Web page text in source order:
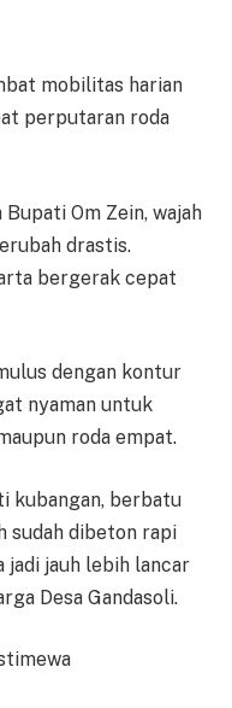
mobilitas harian
perputaran roda
Om Zein, wajah
drastis.
bergerak cepat
dengan kontur
nyaman untuk
roda empat.
kubangan, berbatu
sudah dibeton rapi
jadi jauh lebih lancar
Desa Gandasoli.